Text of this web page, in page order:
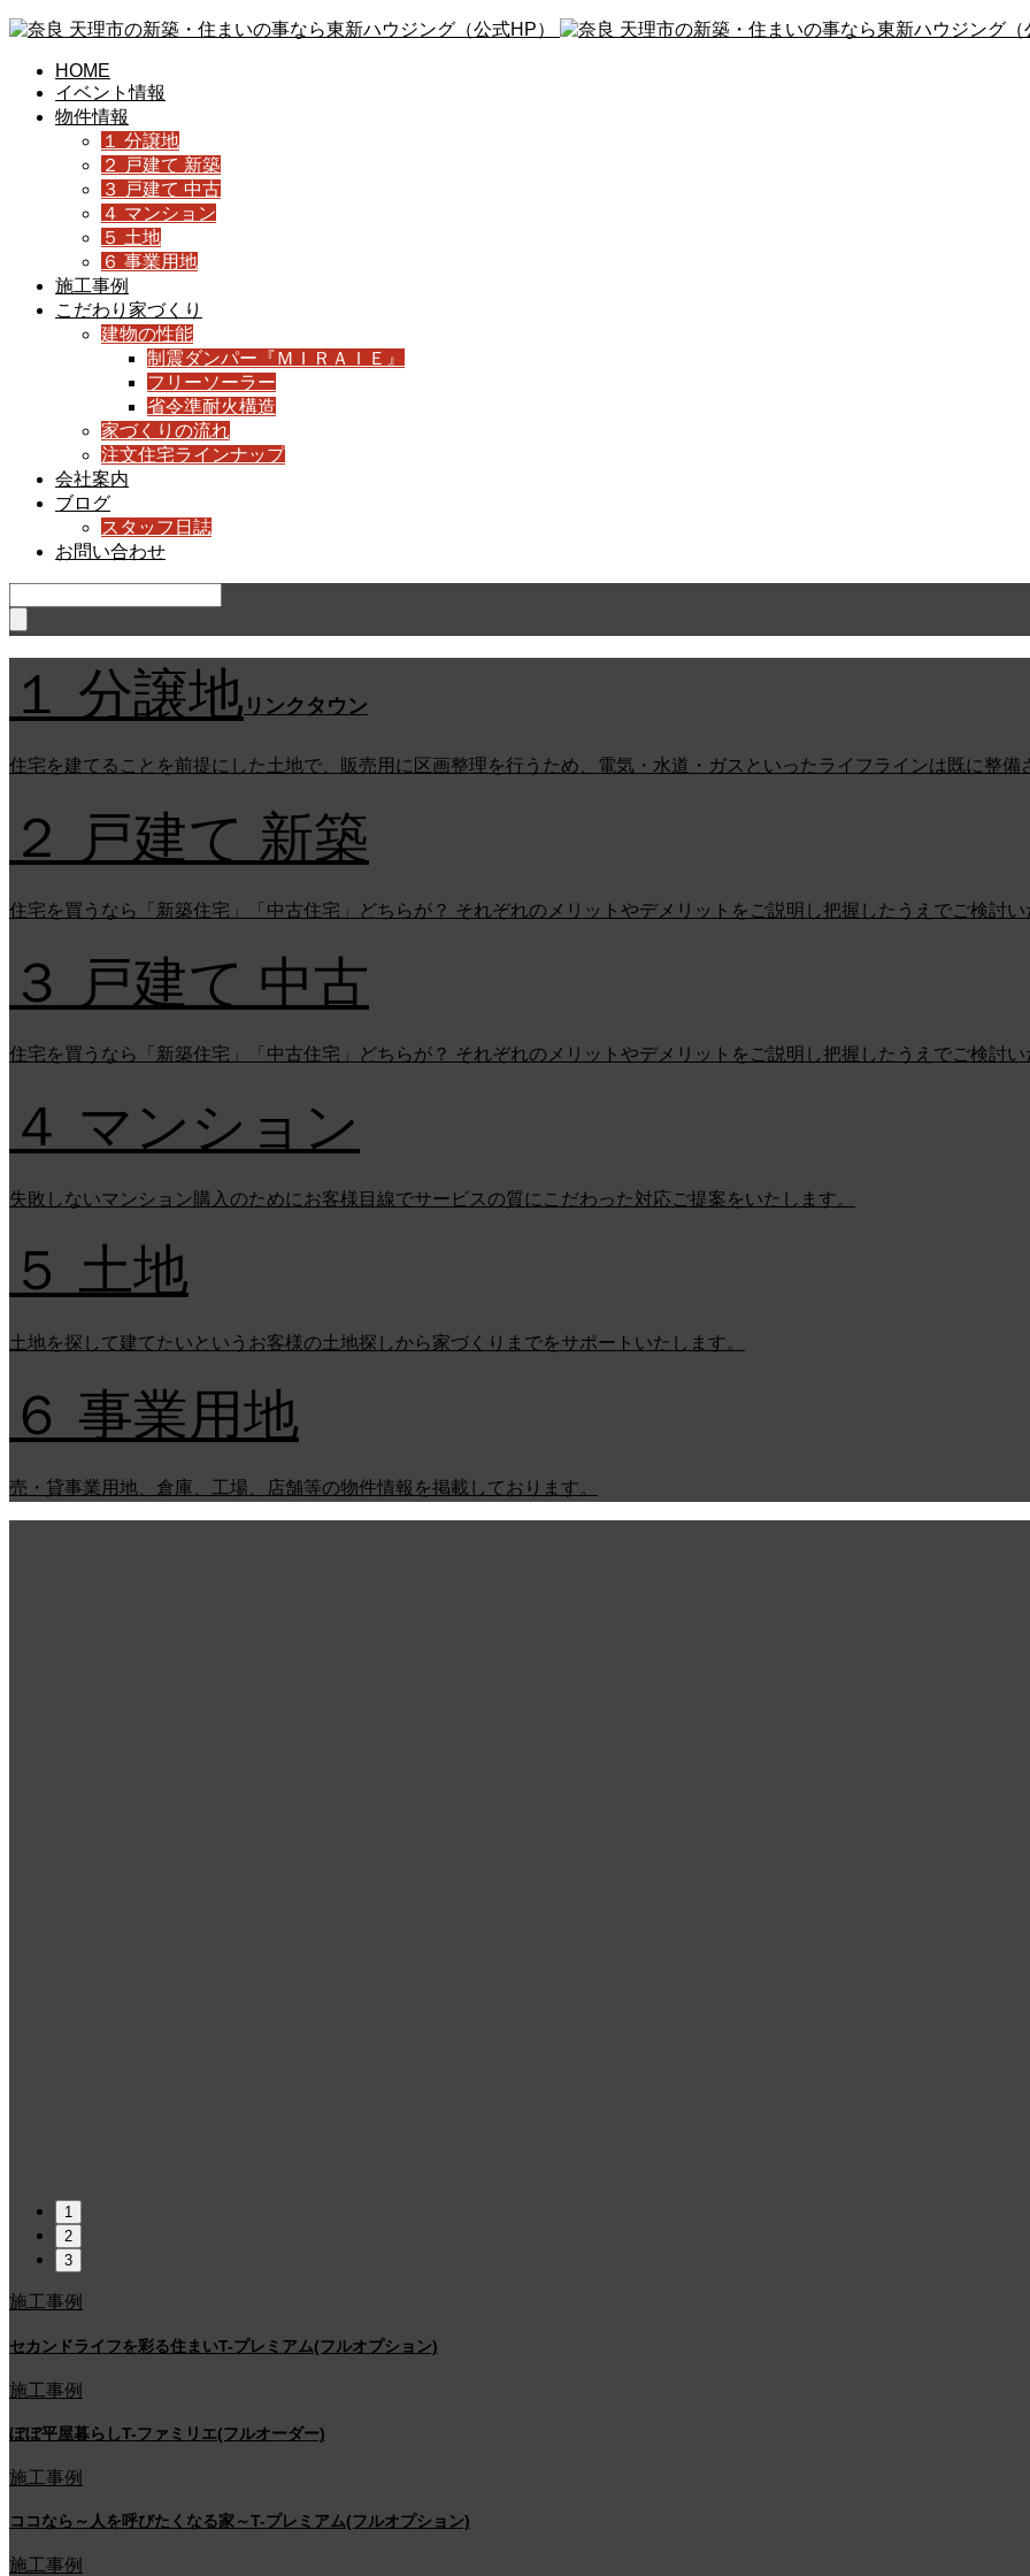
HOME
イベント情報
物件情報
１ 分譲地
２ 戸建て 新築
３ 戸建て 中古
４ マンション
５ 土地
６ 事業用地
施工事例
こだわり家づくり
建物の性能
制震ダンパー『ＭＩＲＡＩＥ』
フリーソーラー
省令準耐火構造
家づくりの流れ
注文住宅ラインナップ
会社案内
ブログ
スタッフ日誌
お問い合わせ
１ 分譲地 リンクタウン
住宅を建てることを前提にした土地で、販売用に区画整理を行うため、電気・水道・ガスといったライフラインは既に整備
２ 戸建て 新築
住宅を買うなら「新築住宅」「中古住宅」どちらが？ それぞれのメリットやデメリットをご説明し把握したうえでご検討い
３ 戸建て 中古
住宅を買うなら「新築住宅」「中古住宅」どちらが？ それぞれのメリットやデメリットをご説明し把握したうえでご検討い
４ マンション
失敗しないマンション購入のためにお客様目線でサービスの質にこだわった対応ご提案をいたします。
５ 土地
土地を探して建てたいというお客様の土地探しから家づくりまでをサポートいたします。
６ 事業用地
売・貸事業用地、倉庫、工場、店舗等の物件情報を掲載しております。
1
2
3
施工事例
セカンドライフを彩る住まいT-プレミアム(フルオプション)
施工事例
ぼぼ平屋暮らしT-ファミリエ(フルオーダー)
施工事例
ココなら～人を呼びたくなる家～T-プレミアム(フルオプション)
施工事例